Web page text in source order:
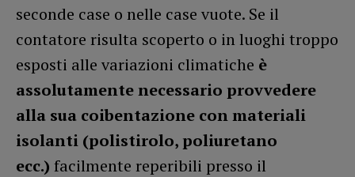
seconde case o nelle case vuote. Se il
contatore risulta scoperto o in luoghi troppo
esposti alle variazioni climatiche è
assolutamente necessario provvedere
alla sua coibentazione con materiali
isolanti (polistirolo, poliuretano
ecc.) facilmente reperibili presso il